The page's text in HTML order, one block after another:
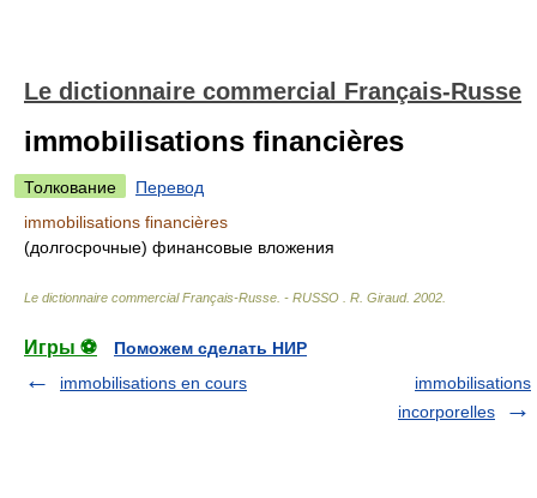
Le dictionnaire commercial Français-Russe
immobilisations financières
Толкование
Перевод
immobilisations financières
(долгосрочные) финансовые вложения
Le dictionnaire commercial Français-Russe. - RUSSO R. Giraud. 2002
Игры ⚽
Поможем сделать НИР
immobilisations en cours
immobilisations
incorporelles